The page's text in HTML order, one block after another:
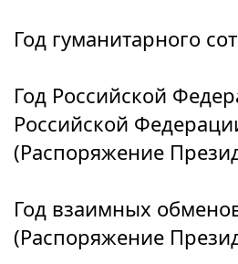
Год гуманитарного
Год Российской
Российской
(Распоряжение
Год взаимных
(Распоряжение